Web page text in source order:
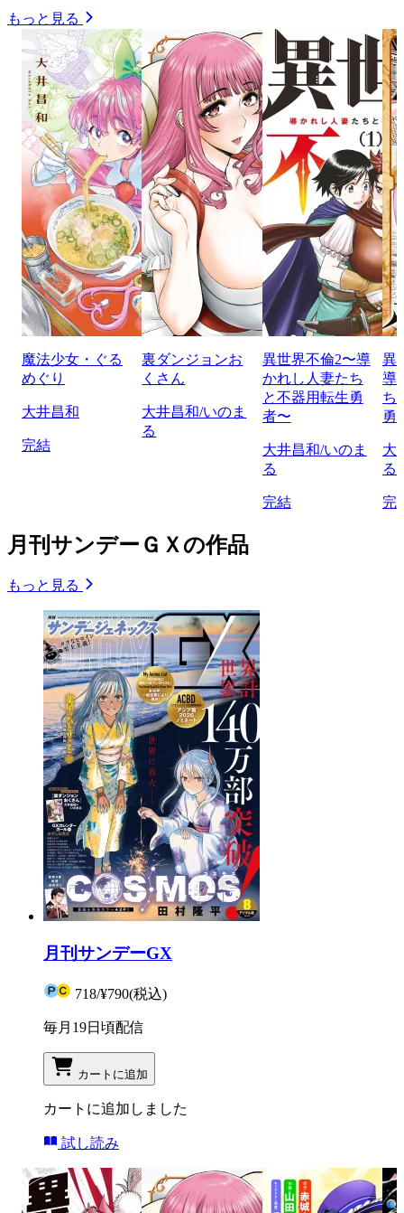
もっと見る
魔法少女・ぐる
めぐり
大井昌和
完結
裏ダンジョンお
くさん
大井昌和/いのま
る
異世界不倫2〜導
かれし人妻たち
と不器用転生勇
者〜
大井昌和/いのま
る
完結
異
導
ち
勇
大
る
完
月刊サンデーＧＸの作品
もっと見る
月刊サンデーGX
718/¥790(税込)
毎月19日頃配信
カートに追加
カートに追加しました
試し読み